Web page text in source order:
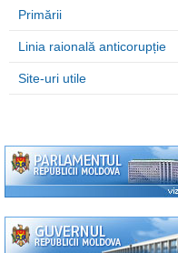
Primării
Linia raională anticorupție
Site-uri utile